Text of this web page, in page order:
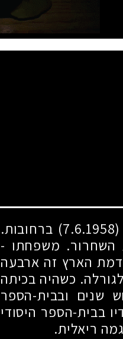
(7.6.1958)
ברחובות.
השחרור. משפחתו -
הארץ זה ארבעה
כשהיה בכיתה
שנים ובבית-הספר
בבית-הספר היסודי
ריאלית.